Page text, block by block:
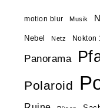
motion blur Musik
Nebel Netz Nokton
Panorama
Polaroid